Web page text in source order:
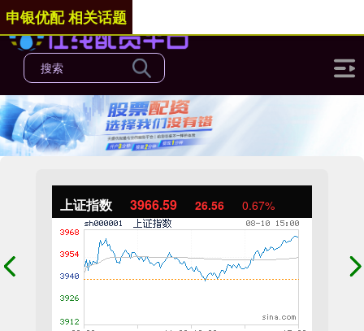
上证指数 3966.59 26.56 0.67%
申银优配 相关话题